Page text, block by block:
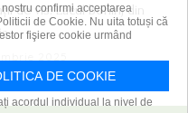
de vis: Lacul Bohinj din
2025
confirmi acceptarea
de Cookie. Nu uita totuși că
fişiere cookie urmând
DE COOKIE
acordul individual la nivel de